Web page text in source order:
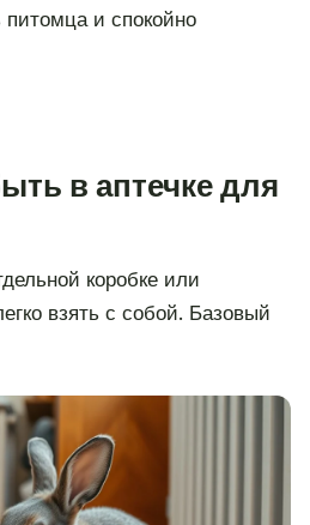
питомца и спокойно
в аптечке для
коробке или
взять с собой. Базовый